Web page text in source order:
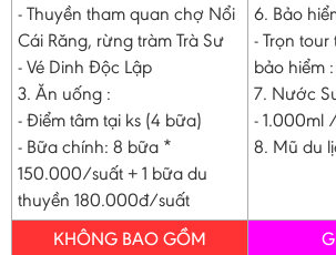
- Thuyền tham quan chợ Nổi
Cái Răng, rừng tràm Trà Sư
- Vé Dinh Độc Lập
3. Ăn uống :
- Điểm tâm tại ks (4 bữa)
- Bữa chính: 8 bữa *
150.000/suất + 1 bữa du
thuyền 180.000đ/suất
6. Bảo
- Trọn
bảo hiểm
7. Nước
-
8. Mũ du
KHÔNG BAO GỒM